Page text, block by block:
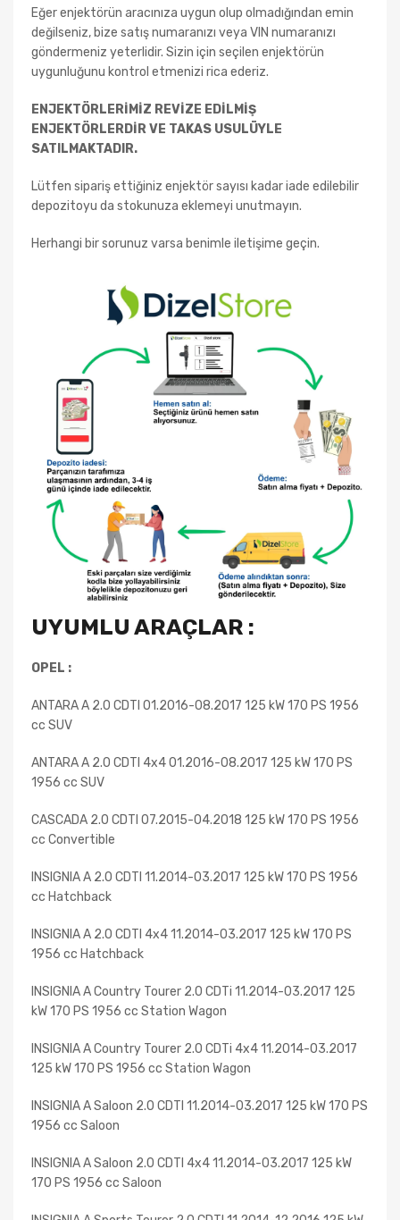
Eğer enjektörün aracınıza uygun olup olmadığından emin
değilseniz, bize satış numaranızı veya VIN numaranızı
göndermeniz yeterlidir. Sizin için seçilen enjektörün
uygunluğunu kontrol etmenizi rica ederiz.
ENJEKTÖRLERİMİZ REVİZE EDİLMİŞ
ENJEKTÖRLERDİR VE TAKAS USULÜYLE
SATILMAKTADIR.
Lütfen sipariş ettiğiniz enjektör sayısı kadar iade edilebilir
depozitoyu da stokunuza eklemeyi unutmayın.
Herhangi bir sorunuz varsa benimle iletişime geçin.
UYUMLU ARAÇLAR :
OPEL :
ANTARA A 2.0 CDTI 01.2016-08.2017 125 kW 170 PS 1956
cc SUV
ANTARA A 2.0 CDTI 4x4 01.2016-08.2017 125 kW 170 PS
1956 cc SUV
CASCADA 2.0 CDTI 07.2015-04.2018 125 kW 170 PS 1956
cc Convertible
INSIGNIA A 2.0 CDTI 11.2014-03.2017 125 kW 170 PS 1956
cc Hatchback
INSIGNIA A 2.0 CDTI 4x4 11.2014-03.2017 125 kW 170 PS
1956 cc Hatchback
INSIGNIA A Country Tourer 2.0 CDTi 11.2014-03.2017 125
kW 170 PS 1956 cc Station Wagon
INSIGNIA A Country Tourer 2.0 CDTi 4x4 11.2014-03.2017
125 kW 170 PS 1956 cc Station Wagon
INSIGNIA A Saloon 2.0 CDTI 11.2014-03.2017 125 kW 170 PS
1956 cc Saloon
INSIGNIA A Saloon 2.0 CDTI 4x4 11.2014-03.2017 125 kW
170 PS 1956 cc Saloon